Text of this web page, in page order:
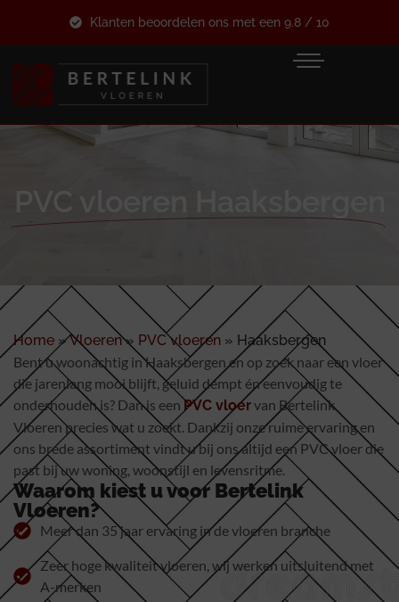
Klanten beoordelen ons met een 9.8 / 10
PVC vloeren Haaksbergen
Home »Vloeren» PVC vloeren » Haaksbergen
Bent u woonachtig in Haaksbergen en op zoek naar een vloer
die jarenlang mooi blijft, geluid dempt én eenvoudig te
onderhouden is? Dan is eenPVC vloervan Bertelink
Vloeren precies wat u zoekt. Dankzij onze ruime ervaring en
ons brede assortiment vindt u bij ons altijd een PVC vloer die
past bij uw woning, woonstijl en levensritme.
Waarom kiest u voor Bertelink
Vloeren?
Meer dan 35 jaar ervaring in de vloeren branche
Zeer hoge kwaliteit vloeren, wij werken uitsluitend met
A-merken